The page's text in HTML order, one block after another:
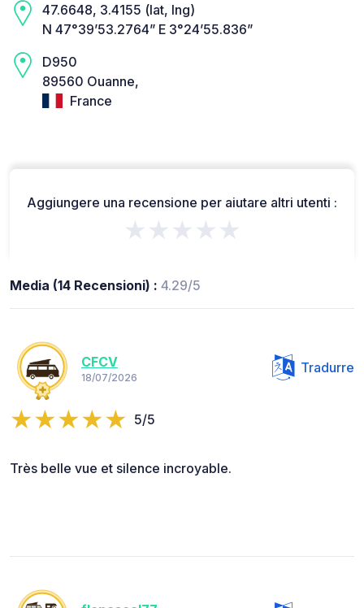
47.6648, 3.4155 (lat, lng)
N 47°39’53.2764” E 3°24’55.836”
D950
89560 Ouanne,
France
Aggiungere una recensione per aiutare altri utenti :
★★★★★
Media (14 Recensioni) : 4.29/5
CFCV
18/07/2026
Tradurre
5/5
Très belle vue et silence incroyable.